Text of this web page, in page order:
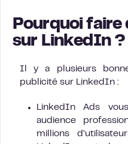
Pourquoi faire
sur LinkedIn ?
Il y a plusieurs
publicité sur LinkedIn :
LinkedIn Ads
audience
millions